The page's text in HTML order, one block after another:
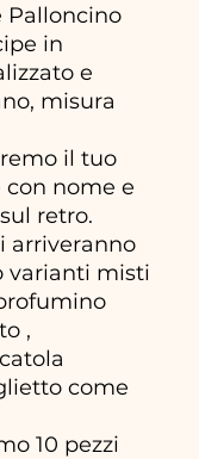
Palloncino
in
e
misura
il tuo
nome e
retro.
arriveranno
varianti misti
,
come
10 pezzi